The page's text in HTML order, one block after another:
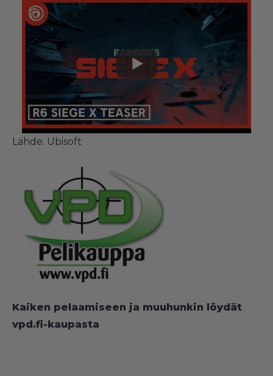
Lähde: Ubisoft
Kaiken pelaamiseen ja muuhunkin löydät
vpd.fi-kaupasta